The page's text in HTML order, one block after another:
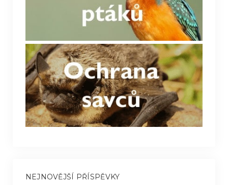
NEJNOVĚJŠÍ PŘÍSPĚVKY